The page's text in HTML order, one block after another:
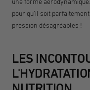
pour qu'il soit
pression désagréables !
LES